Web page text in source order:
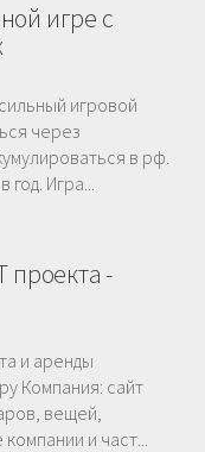
игре с
игровой
через
в рф.
Игра...
проекта -
и аренды
Компания: сайт
вещей,
и част...